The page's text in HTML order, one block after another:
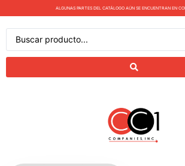
ALGUNAS PARTES DEL CATÁLOGO AÚN SE ENCUENTRAN EN